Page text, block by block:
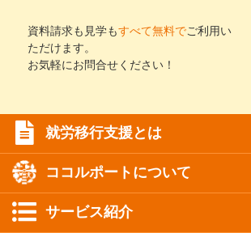
資料請求も見学もすべて無料でご利用い
ただけます。
お気軽にお問合せください！
就労移行支援とは
ココルポートについて
サービス紹介